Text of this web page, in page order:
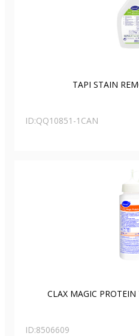
TAPI STAIN
ID:QQ10851-1CAN
CLAX MAGIC
ID:8506609